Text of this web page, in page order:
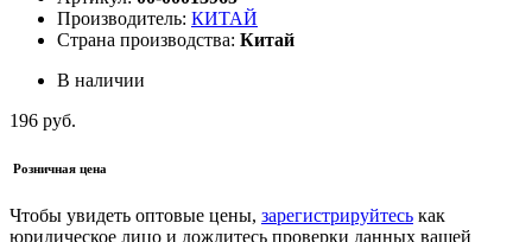
Производитель: КИТАЙ
Страна производства: Китай
В наличии
196 руб.
Розничная цена
Чтобы увидеть оптовые цены, зарегистрируйтесь как
юридическое лицо и дождитесь проверки данных вашей